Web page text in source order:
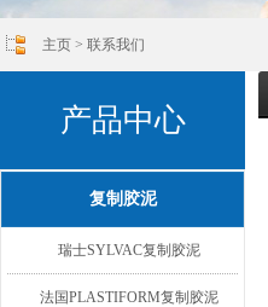
主页 > 联系我们
产品中心
复制胶泥
瑞士SYLVAC复制胶泥
法国PLASTIFORM复制胶泥